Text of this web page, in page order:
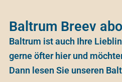
Baltrum Breev
Baltrum ist auch Ihre
gerne öfter hier und
Dann lesen Sie unseren